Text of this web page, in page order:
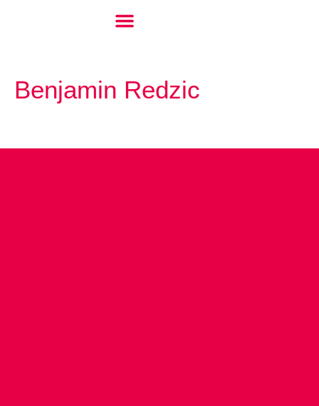
Benjamin Redzic